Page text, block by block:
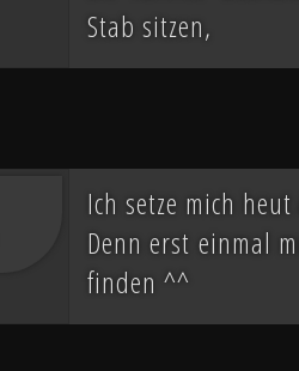
Stab sitzen,
Ich setze mich
Denn erst einmal
finden ^^